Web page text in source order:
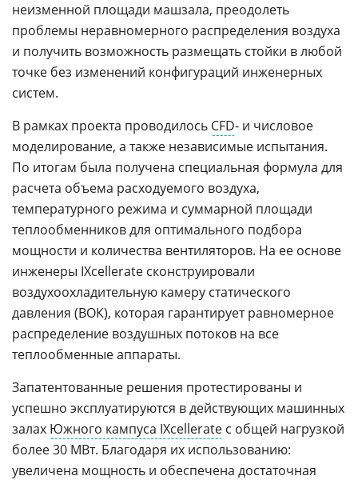
неизменной площади машзала, преодолеть
проблемы неравномерного распределения воздуха
и получить возможность размещать стойки в любой
точке без изменений конфигураций инженерных
систем.
В рамках проекта проводилось CFD- и числовое
моделирование, а также независимые испытания.
По итогам была получена специальная формула для
расчета объема расходуемого воздуха,
температурного режима и суммарной площади
теплообменников для оптимального подбора
мощности и количества вентиляторов. На ее основе
инженеры IXcellerate сконструировали
воздухоохладительную камеру статического
давления (ВОК), которая гарантирует равномерное
распределение воздушных потоков на все
теплообменные аппараты.
Запатентованные решения протестированы и
успешно эксплуатируются в действующих машинных
залах Южного кампуса IXcellerate с общей нагрузкой
более 30 МВт. Благодаря их использованию:
увеличена мощность и обеспечена достаточная